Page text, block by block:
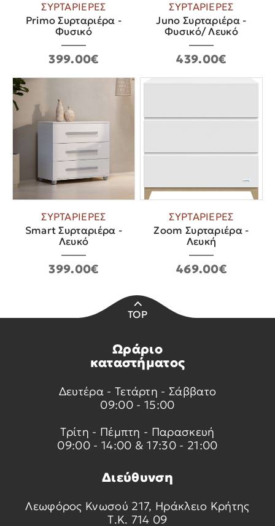
ΣΥΡΤΑΡΙΕΡΕΣ
Primo Συρταριέρα -
Φυσικό
399.00€
ΣΥΡΤΑΡΙΕΡΕΣ
Juno Συρταριέρα -
Φυσικό/ Λευκό
439.00€
ΣΥΡΤΑΡΙΕΡΕΣ
Smart Συρταριέρα -
Λευκό
399.00€
ΣΥΡΤΑΡΙΕΡΕΣ
Zoom Συρταριέρα -
Λευκή
469.00€
TOP
Ωράριο
καταστήματος
Δευτέρα - Τετάρτη - Σάββατο
09:00 - 15:00
Τρίτη - Πέμπτη - Παρασκευή
09:00 - 14:00 & 17:30 - 21:00
Διεύθυνση
Λεωφόρος Κνωσού 217, Ηράκλειο Κρήτης
Τ.Κ. 714 09